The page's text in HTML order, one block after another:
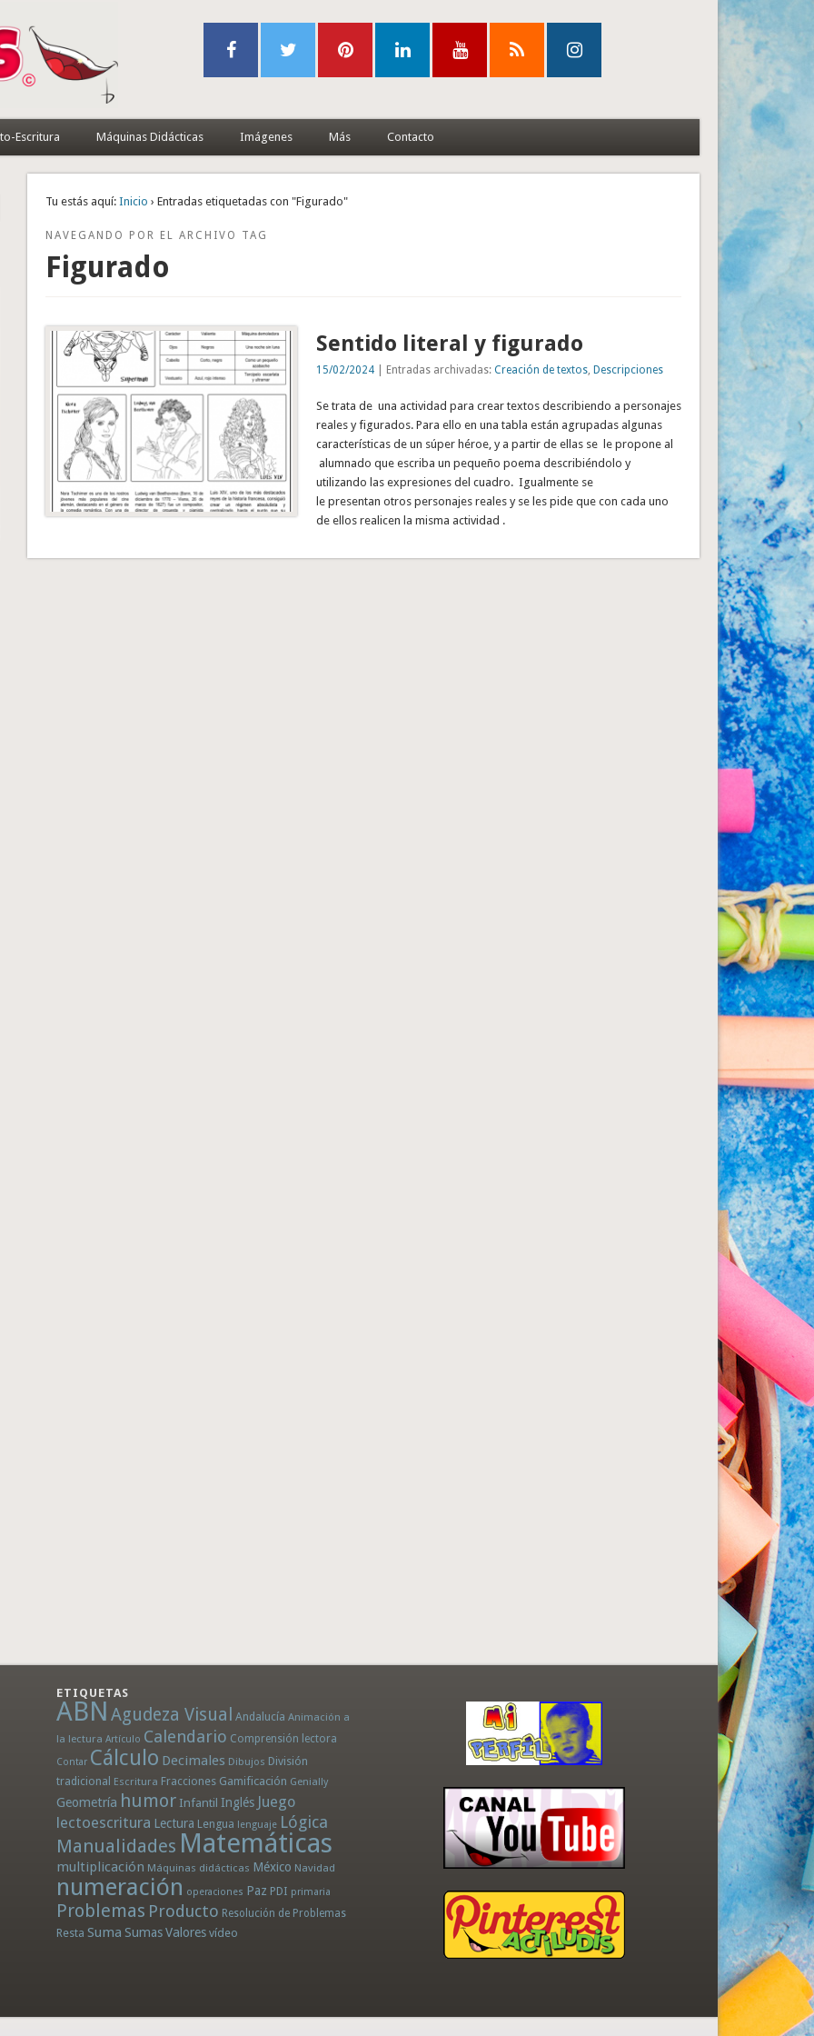
Escritura Máquinas Didácticas Imágenes Más Contacto
Tu estás aquí: Inicio › Entradas etiquetadas con "Figurado"
NAVEGANDO POR EL ARCHIVO TAG
Figurado
Sentido literal y figurado
15/02/2024| Entradas archivadas: Creación de textos, Descripciones
Se trata de una actividad para crear textos describiendo a personajes
reales y figurados. Para ello en una tabla están agrupadas algunas
características de un súper héroe, y a partir de ellas se le propone al
alumnado que escriba un pequeño poema describiéndolo y
utilizando las expresiones del cuadro. Igualmente se
le presentan otros personajes reales y se les pide que con cada uno
de ellos realicen la misma actividad .
ETIQUETAS
ABN Agudeza Visual Andalucía Animación a
la lectura Artículo Calendario Comprensión lectora
Contar Cálculo Decimales Dibujos División
tradicional Escritura Fracciones Gamificación Genially
Geometría humor Infantil Inglés Juego
lectoescritura Lectura Lengua lenguaje Lógica
Manualidades Matemáticas
multiplicación Máquinas didácticas México Navidad
numeración operaciones Paz PDI primaria
Problemas Producto Resolución de Problemas
Resta Suma SumasValores vídeo